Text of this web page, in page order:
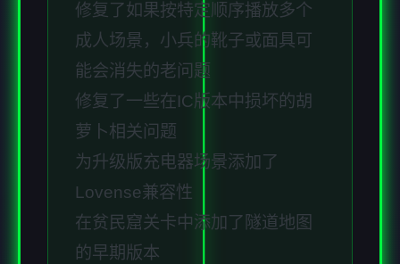
修复了如果按特定顺序播放多个
成人场景，小兵的靴子或面具可
能会消失的老问题
修复了一些在IC版本中损坏的胡
萝卜相关问题
为升级版充电器场景添加了
Lovense兼容性
在贫民窟关卡中添加了隧道地图
的早期版本